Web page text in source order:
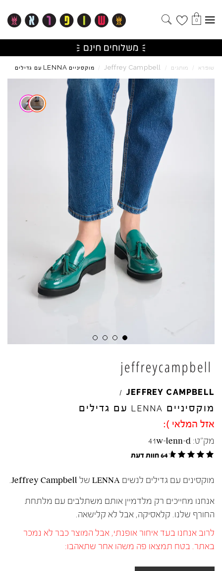
0
שופרא / מותגים /
Jeffrey Campbell
/ מוקסיניים LENNA עם גדילים
Skip to product reviews
JEFFREY CAMPBELL
/
מוקסיניים LENNA עם גדילים
אזל המלאי ):
מק"ט: 41w-lenn-d
64 חוות דעת
מוקסינים עם גדילים לנשים LENNA של Jeffrey Campbell.
אנחנו מחייכים רק מלדמיין אותם משתלבים עם מלתחת
החורף שלנו. קלאסיקה, אבל לא קלישאה.
לרוב אנחנו בעד איחור אופנתי, אבל המוצר כבר לא נמכר
באתר. בטח תמצאו פה משהו אחר שתאהבו: